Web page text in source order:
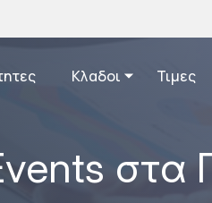
Κλαδοι Τιμες
στα